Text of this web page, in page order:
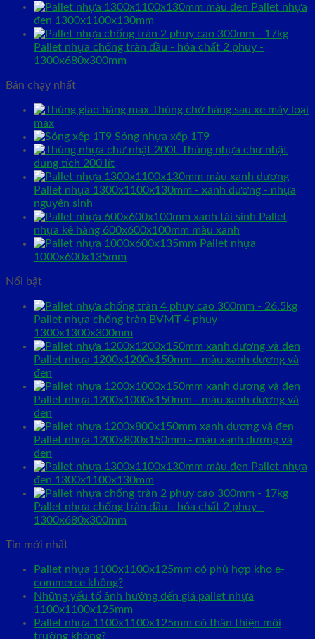
Pallet nhựa
đen 1300x1100x130mm
Pallet nhựa chống tràn dầu - hóa chất 2 phuy -
1300x680x300mm
Bán chạy nhất
Thùng chở hàng sau xe máy loại
max
Sóng nhựa xếp 1T9
Thùng nhựa chữ nhật
dung tích 200 lít
Pallet nhựa 1300x1100x130mm - xanh dương - nhựa
nguyên sinh
Pallet
nhựa kê hàng 600x600x100mm màu xanh
Pallet nhựa
1000x600x135mm
Nổi bật
Pallet nhựa chống tràn BVMT 4 phuy -
1300x1300x300mm
Pallet nhựa 1200x1200x150mm - màu xanh dương và
đen
Pallet nhựa 1200x1000x150mm - màu xanh dương và
đen
Pallet nhựa 1200x800x150mm - màu xanh dương và
đen
Pallet nhựa
đen 1300x1100x130mm
Pallet nhựa chống tràn dầu - hóa chất 2 phuy -
1300x680x300mm
Tin mới nhất
Pallet nhựa 1100x1100x125mm có phù hợp kho e-
commerce không?
Những yếu tố ảnh hưởng đến giá pallet nhựa
1100x1100x125mm
Pallet nhựa 1100x1100x125mm có thân thiện môi
trường không?